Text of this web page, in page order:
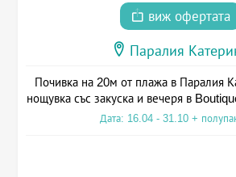
виж офертата
Паралия
Почивка на 20м от плажа в Паралия
нощувка със закуска и вечеря в
Дата: 16.04 - 31.10 +